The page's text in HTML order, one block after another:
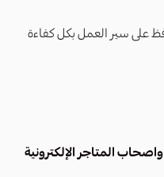
على سير العمل بكل كفاءة
المتاجر الإلكترونية